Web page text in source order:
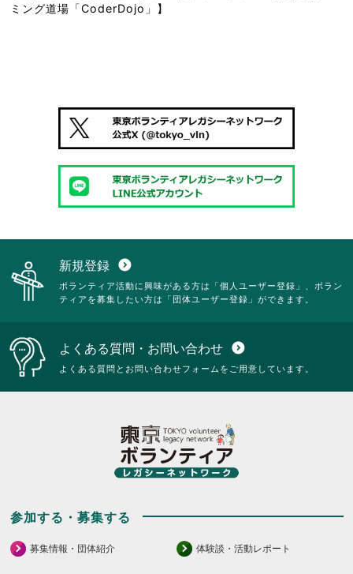
ミング道場「CoderDojo」】
新規登録 expand_circle_down
ボランティア活動に興味がある方は「個人ユーザー登録」、ボラン
ティアを募集したい方は「団体ユーザー登録」ができます。
よくある質問・お問い合わせ expand_circle_down
よくある質問とお問い合わせフォームをご用意しています。
参加する・募集する
募集情報・団体紹介 体験談・活動レポート